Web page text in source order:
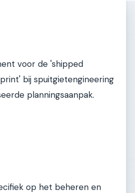
voor de 'shipped
bij spuitgietengineering
planningsaanpak.
op het beheren en